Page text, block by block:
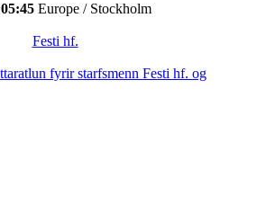
Europe / Stockholm
Festi hf.
fyrir starfsmenn Festi hf. og